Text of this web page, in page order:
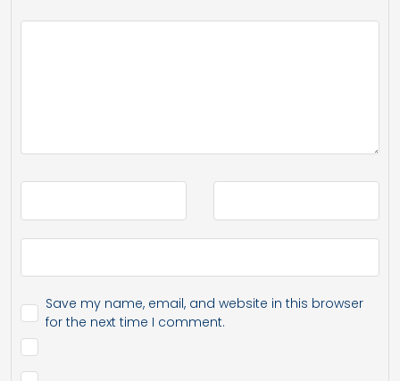
Save my name, email, and website in this browser
for the next time I comment.